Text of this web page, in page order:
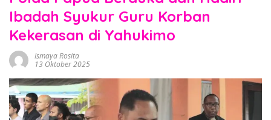
Ibadah Syukur Guru Korban
Kekerasan di Yahukimo
Ismaya Rosita
13 Oktober 2025